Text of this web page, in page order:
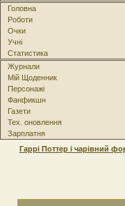
Головна
Роботи
Очки
Учні
Статистика
Журнали
Мій Щоденник
Персонажі
Фанфикшн
Газети
Тех. оновлення
Зарплатня
Гаррі Поттер і чарівний